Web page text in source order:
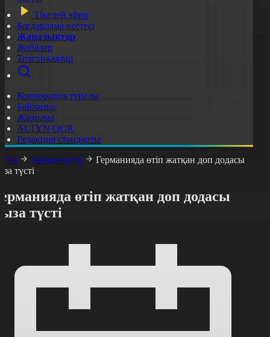
Тікелей эфир
Бағдарлама кестесі
Жаңалықтар
Жобалар
Телехикаялар
Корпорация туралы
Байланыс
Жарнама
ALTYN QOR
Редакция стандарты
Жаңалықтар
Германияда өтіп жатқан доп додасы
түсті
өтіп жатқан доп додасы
түсті